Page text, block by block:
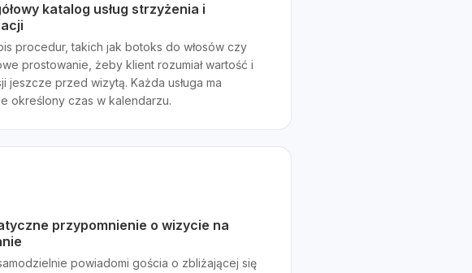
katalog usług strzyżenia i
procedur, takich jak botoks do włosów czy
prostowanie, żeby klient rozumiał wartość i
jeszcze przed wizytą. Każda usługa ma
określony czas w kalendarzu.
przypomnienie o wizycie na
powiadomi gościa o zbliżającej się